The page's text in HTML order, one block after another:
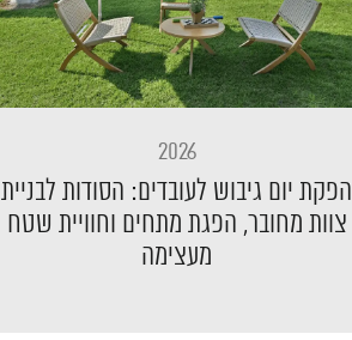
2026
הפקת יום גיבוש לעובדים: הסודות לבניית
צוות מחובר, הפגת מתחים וחוויית שטח
מעצימה